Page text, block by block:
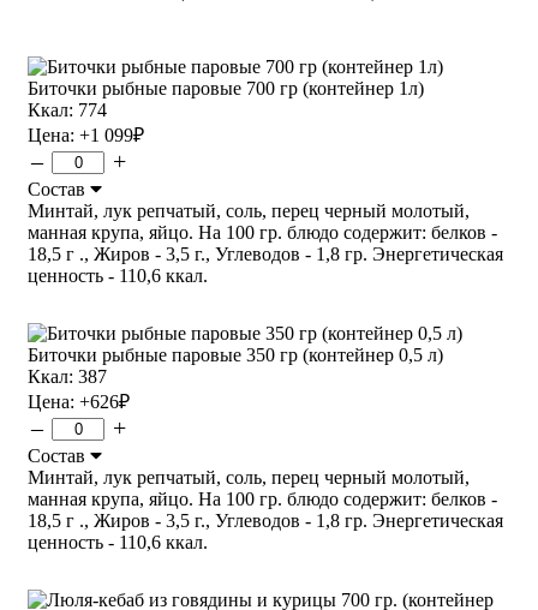
Биточки рыбные паровые 700 гр (контейнер 1л)
Ккал: 774
Цена: +1 099₽
– +
Состав
Минтай, лук репчатый, соль, перец черный молотый,
манная крупа, яйцо. На 100 гр. блюдо содержит: белков -
18,5 г ., Жиров - 3,5 г., Углеводов - 1,8 гр. Энергетическая
ценность - 110,6 ккал.
Биточки рыбные паровые 350 гр (контейнер 0,5 л)
Ккал: 387
Цена: +626₽
– +
Состав
Минтай, лук репчатый, соль, перец черный молотый,
манная крупа, яйцо. На 100 гр. блюдо содержит: белков -
18,5 г ., Жиров - 3,5 г., Углеводов - 1,8 гр. Энергетическая
ценность - 110,6 ккал.